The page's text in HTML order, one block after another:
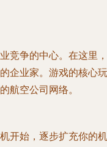
竞争的中心。在这里，
企业家。游戏的核心玩
航空公司网络。
开始，逐步扩充你的机